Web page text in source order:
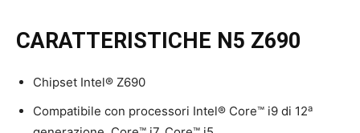
CARATTERISTICHE N5 Z690
Chipset Intel® Z690
Compatibile con processori Intel® Core™ i9 di 12a